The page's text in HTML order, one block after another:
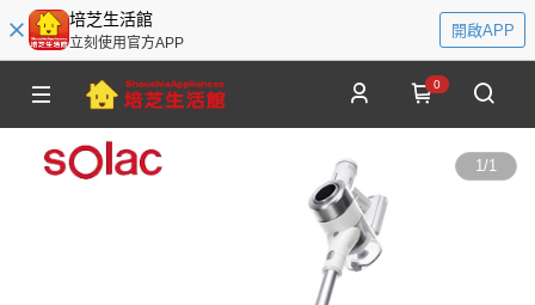
培芝生活館
立刻使用官方APP
開啟APP
0
1/1